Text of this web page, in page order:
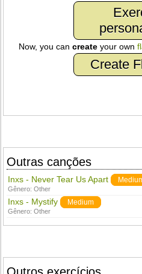
Now, you cancreate your own
Create
Outras canções
Inxs - Never Tear Us Apart
Gênero:Other
Inxs - Mystify Medium
Gênero:Other